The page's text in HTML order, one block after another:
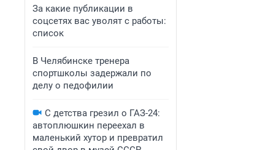
За какие публикации в
соцсетях вас уволят с работы:
список
В Челябинске тренера
спортшколы задержали по
делу о педофилии
С детства грезил о ГАЗ-24:
автоплюшкин переехал в
маленький хутор и превратил